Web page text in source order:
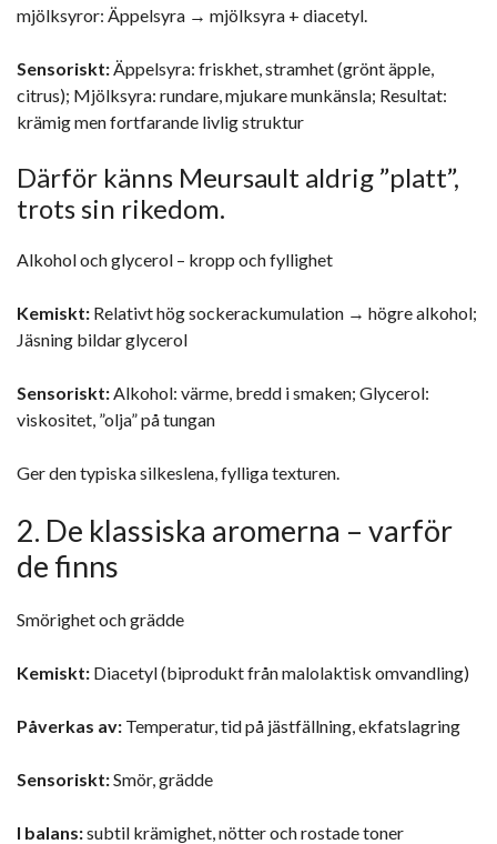
mjölksyror: Äppelsyra → mjölksyra + diacetyl.
Sensoriskt:Äppelsyra: friskhet, stramhet (grönt äpple,
citrus); Mjölksyra: rundare, mjukare munkänsla; Resultat:
krämig men fortfarande livlig struktur
Därför känns Meursault aldrig ”platt”,
trots sin rikedom.
Alkohol och glycerol – kropp och fyllighet
Kemiskt: Relativt hög sockerackumulation → högre alkohol;
Jäsning bildar glycerol
Sensoriskt:Alkohol: värme, bredd i smaken; Glycerol:
viskositet, ”olja” på tungan
Ger den typiska silkeslena, fylliga texturen.
2. De klassiska aromerna – varför
de finns
Smörighet och grädde
Kemiskt: Diacetyl (biprodukt från malolaktisk omvandling)
Påverkas av: Temperatur, tid på jästfällning, ekfatslagring
Sensoriskt:Smör, grädde
I balans:subtil krämighet, nötter och rostade toner